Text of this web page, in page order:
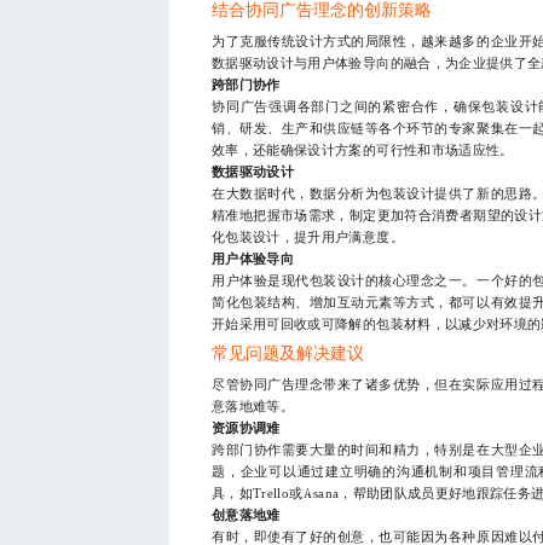
结合协同广告理念的创新策略
为了克服传统设计方式的局限性，越来越多的企业开
数据驱动设计与用户体验导向的融合，为企业提供了全
跨部门协作
协同广告强调各部门之间的紧密合作，确保包装设
销、研发、生产和供应链等各个环节的专家聚集在一
效率，还能确保设计方案的可行性和市场适应性。
数据驱动设计
在大数据时代，数据分析为包装设计提供了新的思路
精准地把握市场需求，制定更加符合消费者期望的设
化包装设计，提升用户满意度。
用户体验导向
用户体验是现代包装设计的核心理念之一。一个好的
简化包装结构、增加互动元素等方式，都可以有效提
开始采用可回收或可降解的包装材料，以减少对环境的
常见问题及解决建议
尽管协同广告理念带来了诸多优势，但在实际应用过
意落地难等。
资源协调难
跨部门协作需要大量的时间和精力，特别是在大型企
题，企业可以通过建立明确的沟通机制和项目管理
具，如Trello或Asana，帮助团队成员更好地跟踪任务进
创意落地难
有时，即使有了好的创意，也可能因为各种原因难以